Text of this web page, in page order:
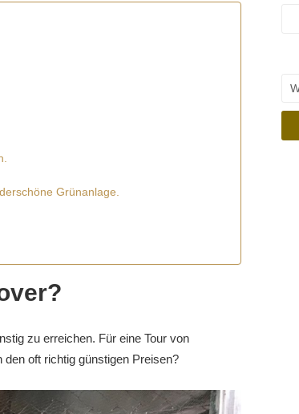
Grünanlage.
zu erreichen. Für eine Tour von
oft richtig günstigen Preisen?